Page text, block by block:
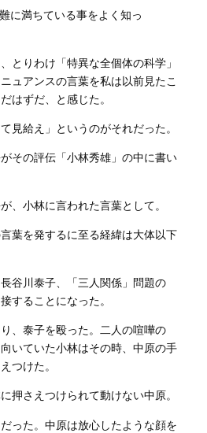
に満ちている事をよく知っ
とりわけ「特異な全個体の科学」
ュアンスの言葉を私は以前見たこ
はずだ、と感じた。
見給え」というのがそれだった。
その評伝「小林秀雄」の中に書い
、小林に言われた言葉として。
葉を発するに至る経緯は大体以下
谷川泰子、「三人関係」問題の
することになった。
、泰子を殴った。二人の喧嘩の
いていた小林はその時、中原の手
つけた。
押さえつけられて動けない中原。
った。中原は放心したような顔を